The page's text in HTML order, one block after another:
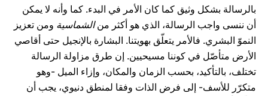
بالرسالة بشكل وثيق كما كان الأمر في البدء. كما وأنه لا يمكن
أن ننسى واجب الرسالة، الذي هو أكثر منالشماسية ومن تعزيز
النموّ البشري. فالأمر يتعلّق بهويتنا. البشارة بالإنجيل حتى أقاصي
الأرض متأصّل في كوننا مسيحيين. إن طرق مزاولة الرسالة
تختلف، بالتأكيد، بحسب الزمان والمكان، وإزاء الميل -وهو
متكرّر للأسف- إلى فرض الذات وفقا لمنطق دنيوي، يجب أن